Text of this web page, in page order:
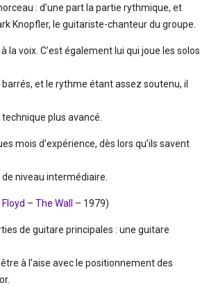
: d’une part la partie rythmique, et
Knopfler, le guitariste-chanteur du groupe.
la voix. C’est également lui qui joue les solos
et le rythme étant assez soutenu, il
plus avancé.
mois d’expérience, dès lors qu’ils savent
niveau intermédiaire.
Floyd – The Wall – 1979)
de guitare principales : une guitare
à l’aise avec le positionnement des